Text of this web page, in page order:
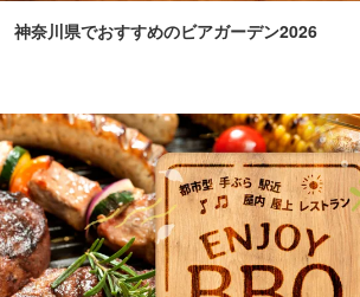
神奈川県でおすすめのビアガーデン2026